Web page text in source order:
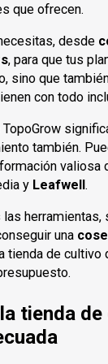
que ofrecen.
desde
, para que tus
sino que
con todo
también.
valiosa
y Leafwell .
herramientas,
una
tienda de cultivo
tienda